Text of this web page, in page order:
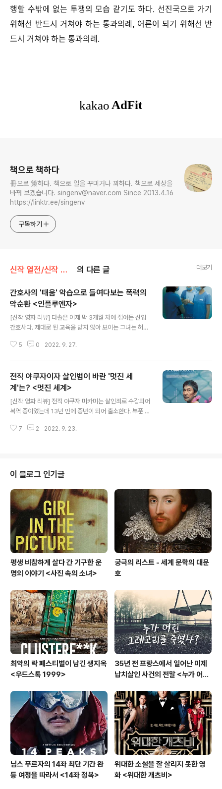
행할 수밖에 없는 투쟁의 모습 같기도 하다. 선진국으로 가기
위해선 반드시 거쳐야 하는 통과의례, 어른이 되기 위해선 반
드시 거쳐야 하는 통과의례.
책으로 책하다
冊으로 策하다. 책으로 일을 꾸미거나 꾀하다. 책으로 세상을
바꿔 보겠습니다. singenv@naver.com Since 2013.4.16
https://linktr.ee/singenv
구독하기
신작 열전/신작 영화 의 다른 글 더보기
간호사의 '태움' 악습으로 들여다보는 폭력의
악순환 <인플루엔자>
[신작 영화 리뷰] 다솔은 이제 막 3개월 차에 접어든 신입
간호사다. 제대로 된 교육을 받지 않아 보이는 그녀는 허구
이 후임한테 지적하는 모양새가 심상치 않다. 일을 더 잘해
더 이상 견디기 힘들 것 같던 때 나이 많은 신입 은비가 들
어온다. 수간호사는 다솔에게 후임 은비 교육을 일임한다.
가뜩이나 간호사 인력이 없는 병원에 신종 전염병 판토마
바이러스가 급속도로 퍼지고 있어 선임들이 신입을 챙기기
어렵다는 이유였다. 다솔로선 받아들일 수밖에 없었는데,
이왕 하는 거 절대 선임들처럼 하지 않을 거라고 다짐한다.
5 0 2022. 9. 27.
전직 야쿠자이자 살인범이 바란 '멋진 세
계'는? <멋진 세계>
[신작 영화 리뷰] 전직 야쿠자 미카미는 살인죄로 수감되어
복역 중이었는데 13년 만에 중년이 되어 출소한다. 부푼 희
해 외주로 다큐멘터리를 찍는 소설가 츠노다는 PD로부터
을 받는다. 혈압이 높아 위험한 상태인 미카미, 입원해서는
츠노다를 만나 자신의 얘기를 풀기도 하고 퇴원해서는 조
그마한 집을 얻어 재봉틀도 해 본다. 교도소에서 배워 놓은
게 쓸모 있는 것 같다. 그러다가 아랫층의 동네 건달들과 시
비를 붙기도 한다. 문제는 일자리다. 전직 야쿠자라는 점과
감옥에 오랫동안 있었다는 ..
7 2 2022. 9. 23.
이 블로그 인기글
평생 비참하게 살다 간 기구한 운
명의 이야기 <사진 속의 소녀>
궁극의 리스트 - 세계 문학의 대문
호
최악의 락 페스티벌이 남긴 생지옥
<우드스톡 1999>
35년 전 프랑스에서 일어난 미제
납치살인 사건의 전말 <누가 어린
님스 푸르자의 14좌 최단 기간 완
등 여정을 따라서 <14좌 정복>
위대한 소설을 잘 살리지 못한 영
화 <위대한 개츠비>